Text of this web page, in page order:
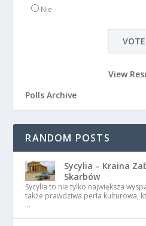
Nie
View
Polls Archive
RANDOM POSTS
Sycylia – Kraina
Skarbów
Sycylia to nie tylko największa
także prawdziwa perła kulturowa,
…